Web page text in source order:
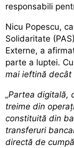
responsabili
Nicu Popescu,
Solidaritate
Externe, a
parte a luptei.
mai ieftină decât
„Partea digitală,
treime din
constituită din
transferuri
directă de